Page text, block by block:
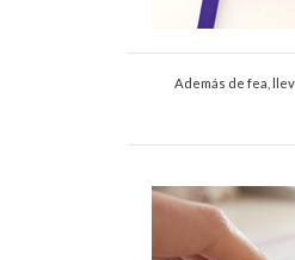
Además de fea,